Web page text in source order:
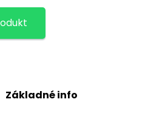
Základné info